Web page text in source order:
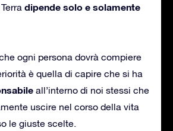
dipende solo e solamente
ogni persona dovrà compiere
è quella di capire che si ha
all’interno di noi stessi che
uscire nel corso della vita
le giuste scelte.